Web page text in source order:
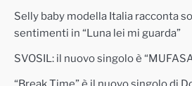
Selly baby modella Italia racconta
sentimenti in “Luna lei mi guarda”
SVOSIL: il nuovo singolo è